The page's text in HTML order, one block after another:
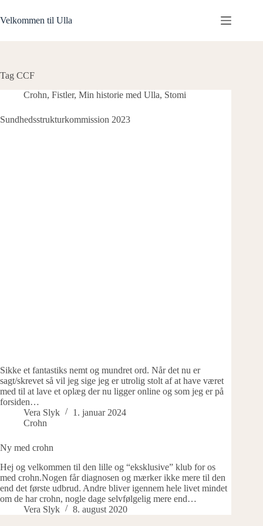
til
indhold
Velkommen til Ulla
Tag CCF
Crohn, Fistler, Min historie med Ulla, Stomi
Sundhedsstrukturkommission 2023
Sikke et fantastiks nemt og mundret ord. Når det nu er
sagt/skrevet så vil jeg sige jeg er utrolig stolt af at have været
med til at lave et oplæg der nu ligger online og som jeg er på
forsiden…
Vera Slyk
1. januar 2024
Crohn
Ny med crohn
Hej og velkommen til den lille og “eksklusive” klub for os
med crohn.Nogen får diagnosen og mærker ikke mere til den
end det første udbrud. Andre bliver igennem hele livet mindet
om de har crohn, nogle dage selvfølgelig mere end…
Vera Slyk
8. august 2020